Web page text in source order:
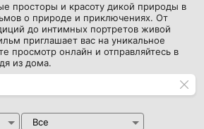
просторы и красоту дикой природы в
о природе и приключениях. От
до интимных портретов живой
приглашает вас на уникальное
просмотр онлайн и отправляйтесь в
из дома.
Все